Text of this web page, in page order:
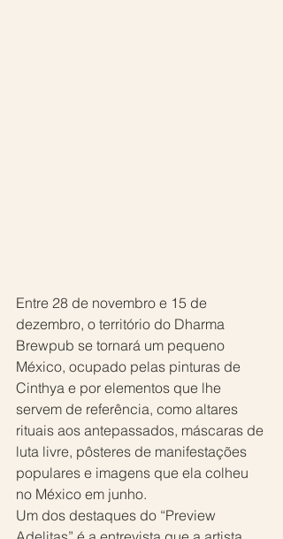
Entre 28 de novembro e 15 de
dezembro, o território do Dharma
Brewpub se tornará um pequeno
México, ocupado pelas pinturas de
Cinthya e por elementos que lhe
servem de referência, como altares
rituais aos antepassados, máscaras de
luta livre, pôsteres de manifestações
populares e imagens que ela colheu
no México em junho.
Um dos destaques do “Preview